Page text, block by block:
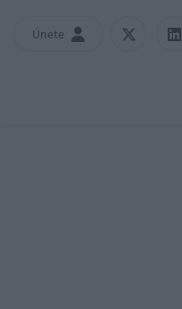
Únete